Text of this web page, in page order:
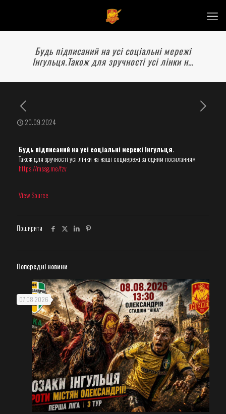
Будь підписаний на усі соціальні мережі
Інгульця.Також для зручності усі лінки н…
20.09.2024
Будь підписаний на усі соціальні мережі Інгульця.
Також для зручності усі лінки на наші соцмережі за одним посиланням
https://mssg.me/fzv
View Source
Поширити
Попередні новини
07.08.2026